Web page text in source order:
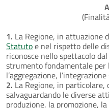
1. La Regione, in attuazione
Statutoe nel rispetto delle
riconosce nello spettacolo
strumento fondamentale
l’aggregazione,
2. La Regione, in
salvaguardando le diverse
produzione, la promozione,